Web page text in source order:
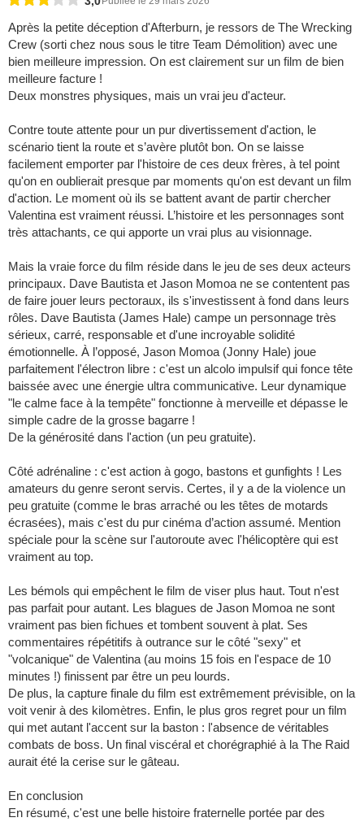
​Après la petite déception d'Afterburn, je ressors de The Wrecking
Crew (sorti chez nous sous le titre Team Démolition) avec une
bien meilleure impression. On est clairement sur un film de bien
meilleure facture !
​Deux monstres physiques, mais un vrai jeu d'acteur.
​Contre toute attente pour un pur divertissement d'action, le
scénario tient la route et s’avère plutôt bon. On se laisse
facilement emporter par l'histoire de ces deux frères, à tel point
qu'on en oublierait presque par moments qu'on est devant un film
d'action. Le moment où ils se battent avant de partir chercher
Valentina est vraiment réussi. L’histoire et les personnages sont
très attachants, ce qui apporte un vrai plus au visionnage.
​Mais la vraie force du film réside dans le jeu de ses deux acteurs
principaux. Dave Bautista et Jason Momoa ne se contentent pas
de faire jouer leurs pectoraux, ils s'investissent à fond dans leurs
rôles. Dave Bautista (James Hale) campe un personnage très
sérieux, carré, responsable et d'une incroyable solidité
émotionnelle. À l’opposé, Jason Momoa (Jonny Hale) joue
parfaitement l'électron libre : c'est un alcolo impulsif qui fonce tête
baissée avec une énergie ultra communicative. Leur dynamique
"le calme face à la tempête" fonctionne à merveille et dépasse le
simple cadre de la grosse bagarre !
​De la générosité dans l'action (un peu gratuite).
​Côté adrénaline : c'est action à gogo, bastons et gunfights ! Les
amateurs du genre seront servis. Certes, il y a de la violence un
peu gratuite (comme le bras arraché ou les têtes de motards
écrasées), mais c'est du pur cinéma d’action assumé. Mention
spéciale pour la scène sur l'autoroute avec l'hélicoptère qui est
vraiment au top.
​Les bémols qui empêchent le film de viser plus haut. Tout n'est
pas parfait pour autant. Les blagues de Jason Momoa ne sont
vraiment pas bien fichues et tombent souvent à plat. Ses
commentaires répétitifs à outrance sur le côté "sexy" et
"volcanique" de Valentina (au moins 15 fois en l'espace de 10
minutes !) finissent par être un peu lourds.
​De plus, la capture finale du film est extrêmement prévisible, on la
voit venir à des kilomètres. Enfin, le plus gros regret pour un film
qui met autant l'accent sur la baston : l'absence de véritables
combats de boss. Un final viscéral et chorégraphié à la The Raid
aurait été la cerise sur le gâteau.
​En conclusion
​En résumé, c'est une belle histoire fraternelle portée par des